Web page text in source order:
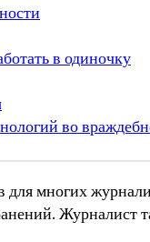
в одиночку
во
многих
Журналист